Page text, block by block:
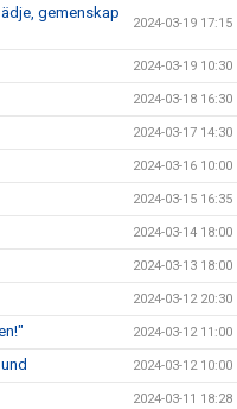
gemenskap
2024-03-19 17:15
2024-03-19 10:30
2024-03-18 16:30
2024-03-17 14:30
2024-03-16 10:00
2024-03-15 16:35
2024-03-14 18:00
2024-03-13 18:00
2024-03-12 20:30
2024-03-12 11:00
2024-03-12 10:00
2024-03-11 18:28